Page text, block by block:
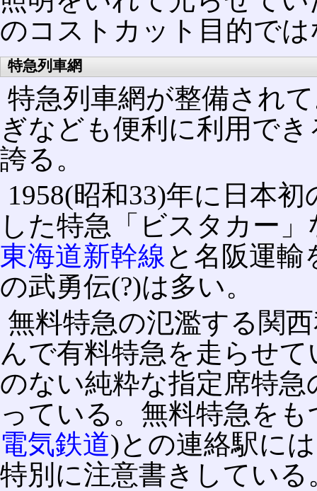
のコストカット目的で
特急列車網
特急列車網が整備され
ぎなども便利に利用で
誇る。
1958(昭和33)年に日本
した特急「ビスタカー
東海道新幹線 と名阪運
の武勇伝(?)は多い。
無料特急の氾濫する関
んで有料特急を走らせ
のない純粋な指定席特
っている。無料特急をも
電気鉄道)との連絡駅に
特別に注意書きしている